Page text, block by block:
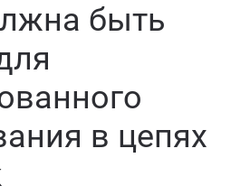
быть
в цепях